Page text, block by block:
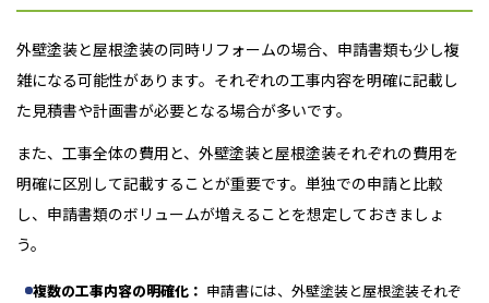
外壁塗装と屋根塗装の同時リフォームの場合、申請書類も少し複
雑になる可能性があります。それぞれの工事内容を明確に記載し
た見積書や計画書が必要となる場合が多いです。
また、工事全体の費用と、外壁塗装と屋根塗装それぞれの費用を
明確に区別して記載することが重要です。単独での申請と比較
し、申請書類のボリュームが増えることを想定しておきましょ
う。
複数の工事内容の明確化： 申請書には、外壁塗装と屋根塗装それぞ